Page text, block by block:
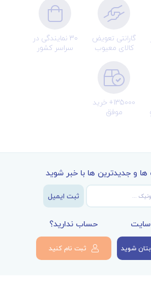
گارانتی تعویض
کالای معیوب
30 نمایندگی در
سراسر کشور
135000+ خرید
موفق
و جدیدترین ها با خبر شوید
ثبت ایمیل
سایت
شوید
حساب ندارید؟
ثبت نام کنید